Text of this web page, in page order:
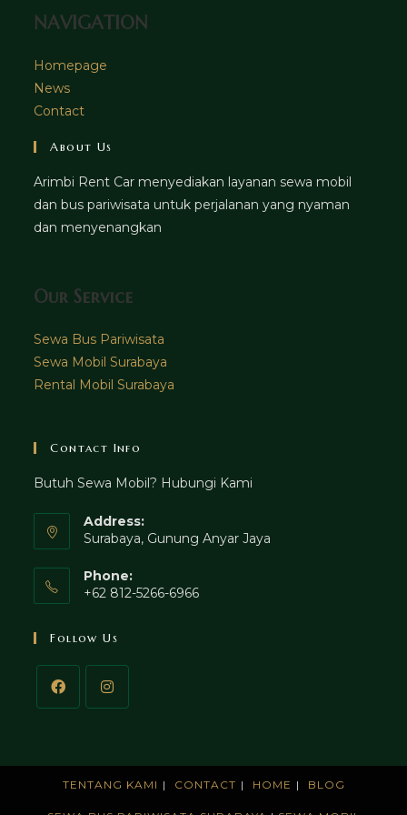
NAVIGATION
Homepage
News
Contact
About Us
Arimbi Rent Car menyediakan layanan sewa mobil
dan bus pariwisata untuk perjalanan yang nyaman
dan menyenangkan
Our Service
Sewa Bus Pariwisata
Sewa Mobil Surabaya
Rental Mobil Surabaya
Contact Info
Butuh Sewa Mobil? Hubungi Kami
Address:
Surabaya, Gunung Anyar Jaya
Phone:
+62 812-5266-6966
Follow Us
TENTANG KAMI CONTACT HOME BLOG